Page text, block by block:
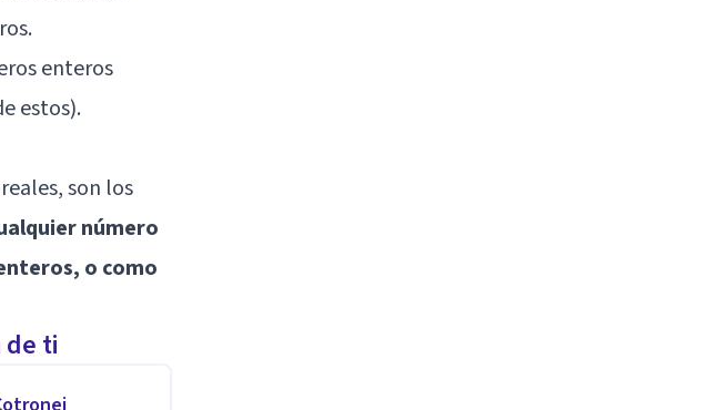
enteros
estos).
son los
número
o como
ti